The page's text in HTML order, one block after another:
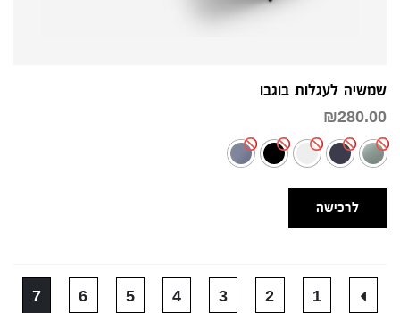
שמשיה לעגלות בוגבו
₪280.00
לרכישה
1
2
3
4
5
6
7